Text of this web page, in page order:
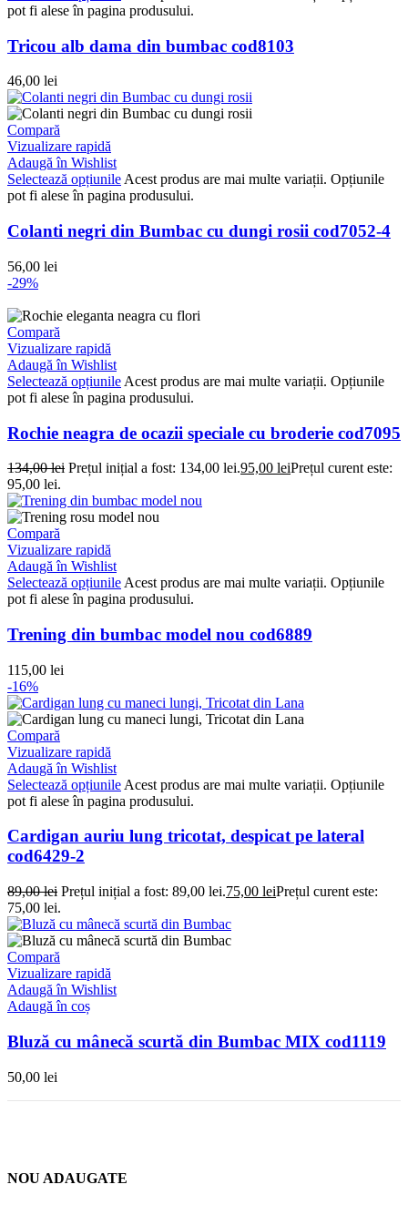
pot fi alese în pagina produsului.
Tricou alb dama din bumbac cod8103
46,00 lei
Compară
Vizualizare rapidă
Adaugă în Wishlist
Selectează opțiunileAcest produs are mai multe variații. Opțiunile
pot fi alese în pagina produsului.
Colanti negri din Bumbac cu dungi rosii cod7052-4
56,00 lei
-29%
Compară
Vizualizare rapidă
Adaugă în Wishlist
Selectează opțiunile Acest produs are mai multe variații. Opțiunile
pot fi alese în pagina produsului.
Rochie neagra de ocazii speciale cu broderie cod7095
134,00lei Prețul inițial a fost: 134,00 lei.95,00 leiPrețul curent este:
95,00 lei.
Compară
Vizualizare rapidă
Adaugă în Wishlist
Selectează opțiunile Acest produs are mai multe variații. Opțiunile
pot fi alese în pagina produsului.
Trening din bumbac model nou cod6889
115,00 lei
-16%
Compară
Vizualizare rapidă
Adaugă în Wishlist
Selectează opțiunile Acest produs are mai multe variații. Opțiunile
pot fi alese în pagina produsului.
Cardigan auriu lung tricotat, despicat pe lateral
cod6429-2
89,00lei Prețul inițial a fost: 89,00 lei.75,00 leiPrețul curent este:
75,00 lei.
Compară
Vizualizare rapidă
Adaugă în Wishlist
Adaugă în coș
Bluză cu mânecă scurtă din Bumbac MIX cod1119
50,00 lei
NOU ADAUGATE